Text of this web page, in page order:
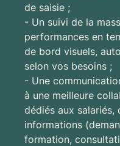
de saisie ;
- Un suivi de la
performances en
de bord visuels,
selon vos besoins ;
- Une
à une meilleure
dédiés aux salariés,
informations
formation,